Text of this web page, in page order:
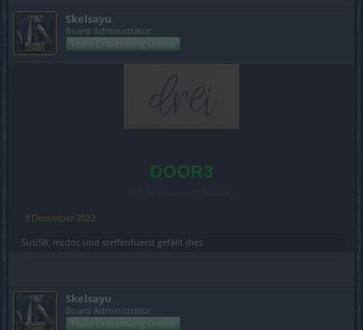
Skelsayu
Board Administrator
Team Drakensang Online
DOOR3
3 Dezember 2022
Susi58, mcdoc und steffenfuerst gefällt dies.
Skelsayu
Board Administrator
Team Drakensang Online